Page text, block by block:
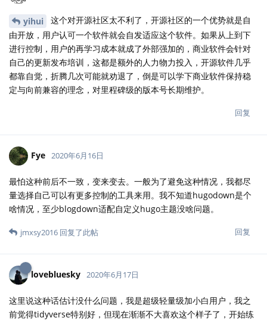
yihui
这个对开源社区太不利了，开源社区的一个优势就是自
由开放，用户认可一个软件就会自发适应这个软件。如果从上到下
进行控制，用户的再学习成本就成了外部强加的，商业软件会针对
自己的更新发布培训，这都是额外的人力物力投入，开源软件几乎
都靠自觉，折腾几次可能就劝退了，倒是可以学下商业软件保持稳
定与向前兼容的理念，对里程碑级的版本号长期维护。
回复
Fye 2020年6月16日
最怕这种前后不一致，变来变去。一般为了避免这种情况，我都尽
量选择自己可以有更多控制的工具来用。我不知道hugodown是个
啥情况，至少blogdown适配自定义hugo主题没啥问题。
回复
jmxsy2016 回复了此帖
lovebluesky 2020年6月17日
这里说这种话估计没什么问题，我是超级轻量级加小白用户，我之
前觉得tidyverse特别好，但现在渐渐不大喜欢这个样子了，开始练